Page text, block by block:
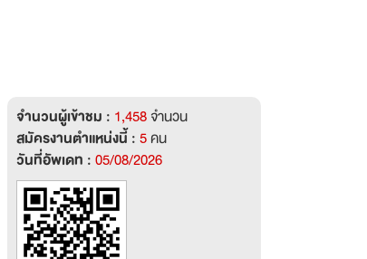
จำนวนผู้เข้าชม : 1,458จำนวน
สมัครงานตำแหน่งนี้ :5คน
วันที่อัพเดท :05/08/2026